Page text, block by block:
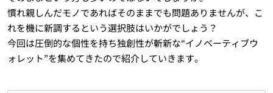
慣れ親しんだモノであればそのままでも問題ありませんが、こ
れを機に新調するという選択肢はいかがでしょう？
今回は圧倒的な個性を持ち独創性が斬新な“イノベーティブウ
ォレット”を集めてきたので紹介していきます。